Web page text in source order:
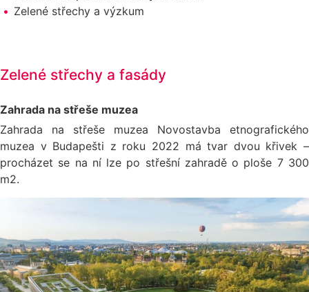
Zelené střechy a výzkum
Zelené střechy a fasády
Zahrada na střeše muzea
Zahrada na střeše muzea Novostavba etnografického
muzea v Budapešti z roku 2022 má tvar dvou křivek –
procházet se na ní lze po střešní zahradě o ploše 7 300
m2.